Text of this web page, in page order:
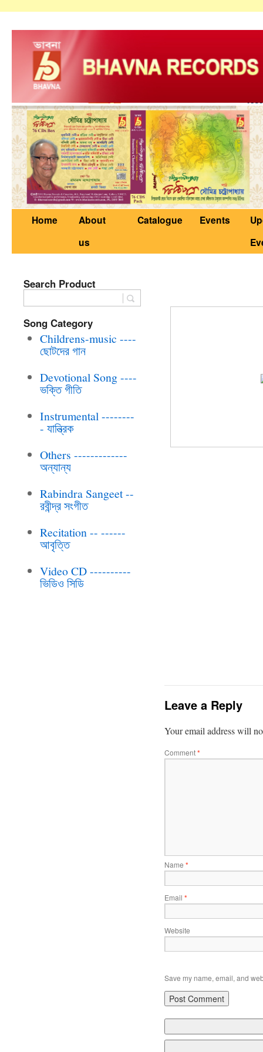
Home
About
us
Catalogue Events
Leave a Reply
Your email address will
Comment*
Name *
Email *
Website
Save my name, email, and
Search Product
Song Category
Childrens-music ----
ছোটদের গান
Devotional Song ----
ভক্তি গীতি
Instrumental --------
- যান্ত্রিক
Others -------------
অন্যান্য
Rabindra Sangeet --
রবীন্দ্র সংগীত
Recitation -- ------
আবৃত্তি
Video CD ----------
ভিডিও সিডি